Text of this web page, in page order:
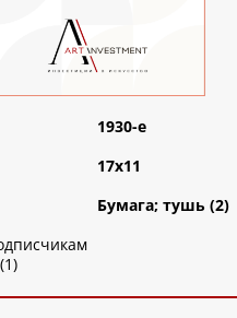
1930-е
17х11
Бумага; тушь (2)